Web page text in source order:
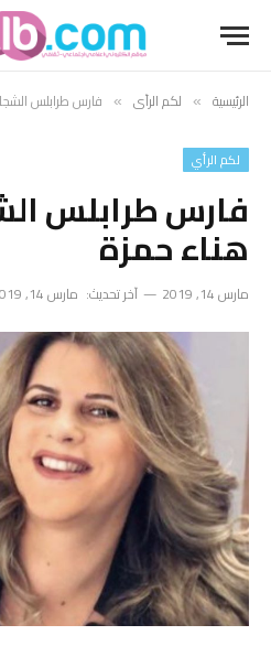
الرئيسية » لكم الرأي » فارس طرابلس
لكم الرأي
فارس طرابلس
هناء حمزة
مارس 14, 2019 آخر تحديث: مارس 14, 2019